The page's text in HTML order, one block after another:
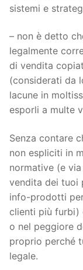
sistemi e
– non è detto
legalmente
di vendita
(considerati da
lacune in
esporli a multe
Senza contare
non espliciti in
normative (e
vendita dei tuoi
info-prodotti
clienti più furbi)
o nel peggiore
proprio perché
legale.